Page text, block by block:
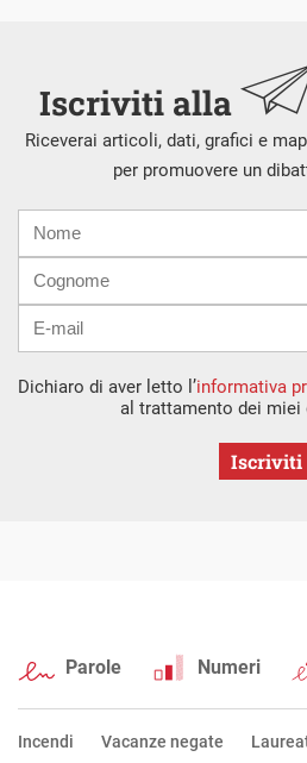
Iscriviti alla
Riceverai articoli, dati, grafici e
per promuovere un
mail
Dichiaro di aver letto l’informativa
al trattamento dei miei
Iscriviti
Parole Numeri
Incendi Vacanze negate